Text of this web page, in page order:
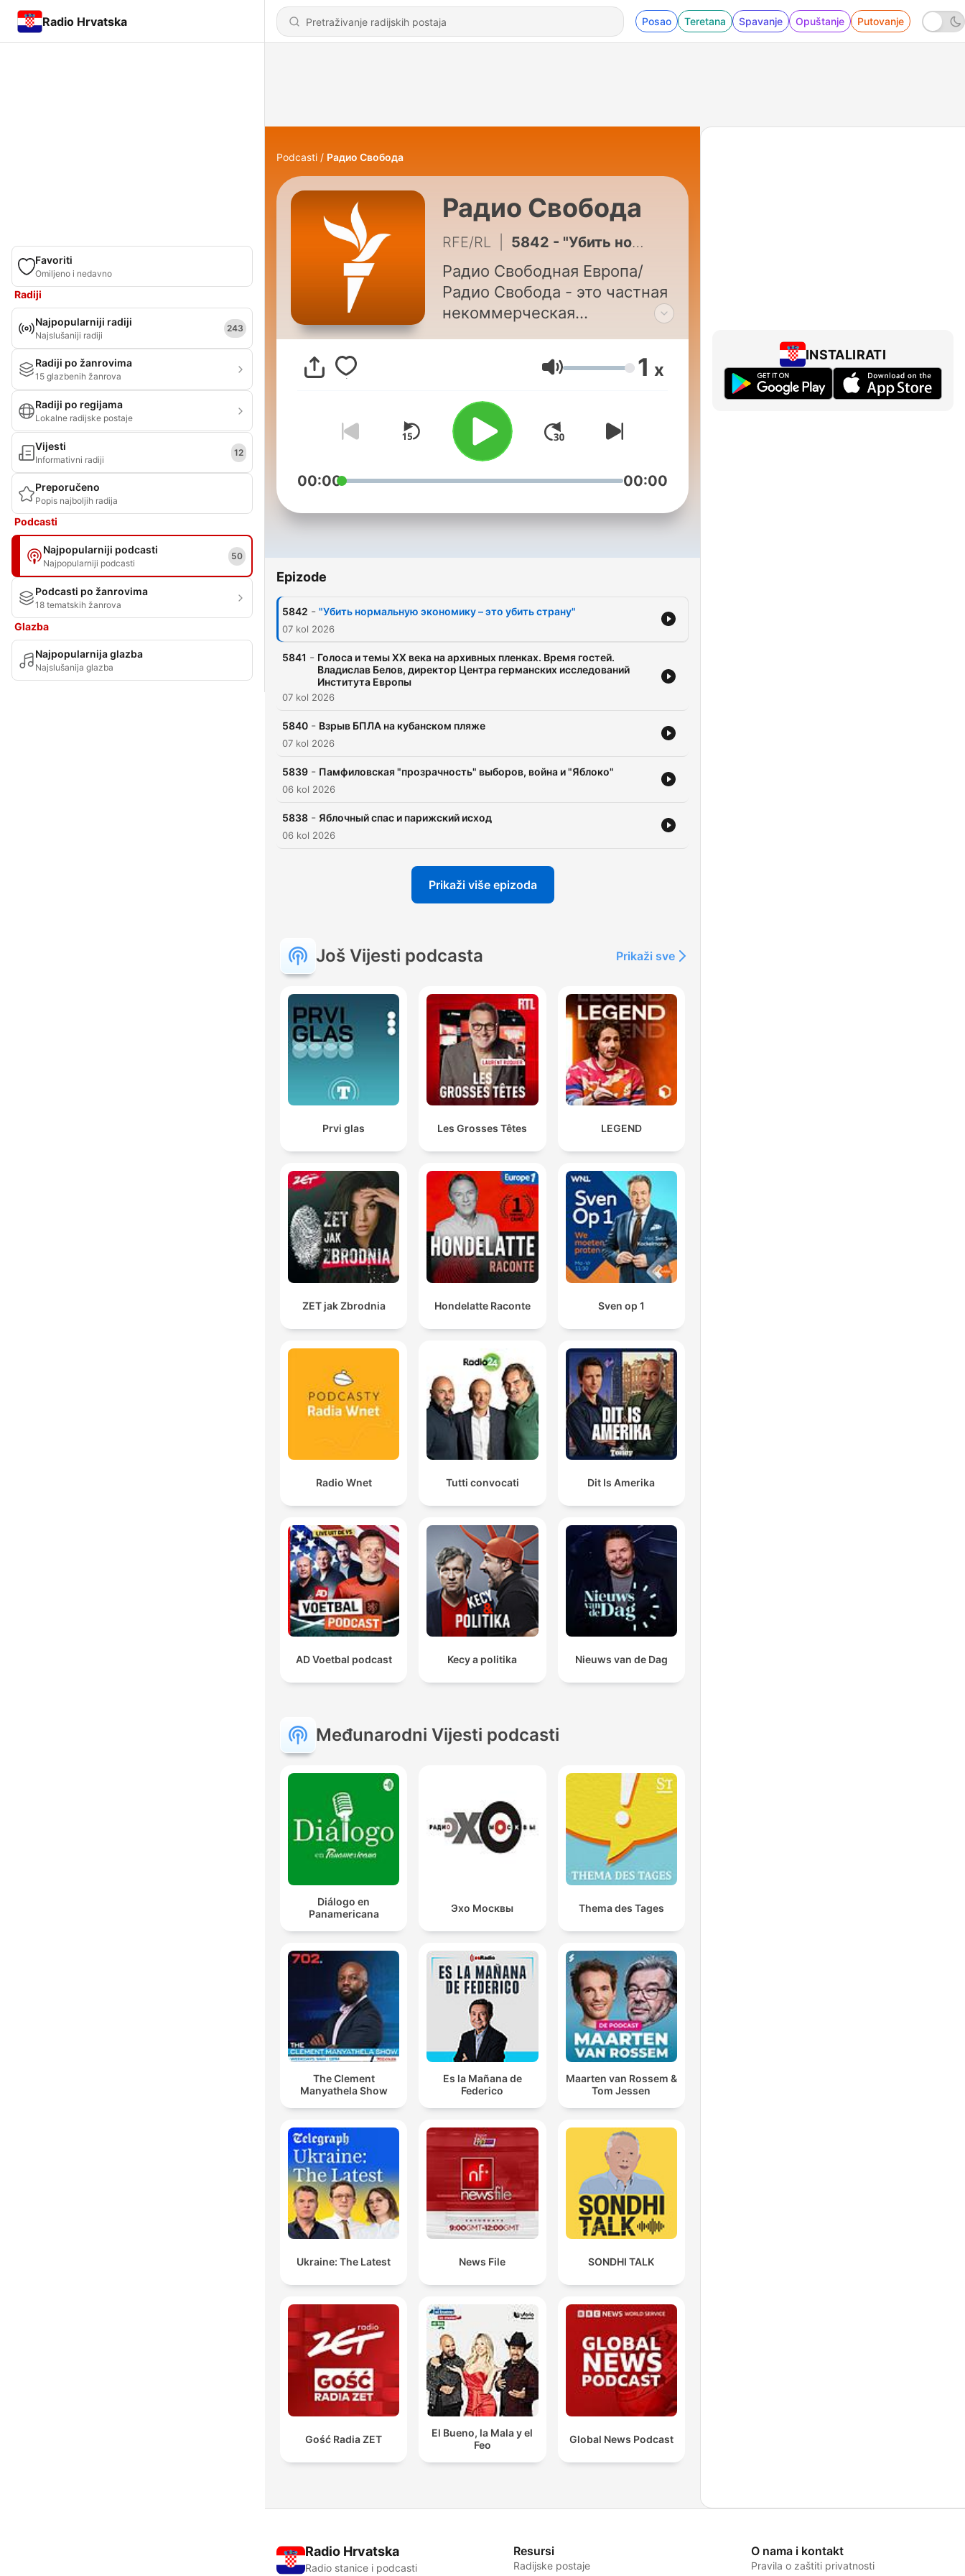
Radio Hrvatska Posao Teretana Spavanje Opuštanje Putovanje
Favoriti
Omiljeno i nedavno
Radiji
Najpopularniji radiji
Najslušaniji radiji
243
Radiji po žanrovima
15 glazbenih žanrova
Radiji po regijama
Lokalne radijske postaje
Vijesti
Informativni radiji
12
Preporučeno
Popis najboljih radija
Podcasti
Najpopularniji podcasti
Najpopularniji podcasti
50
Podcasti po žanrovima
18 tematskih žanrova
Glazba
Najpopularnija glazba
Najslušanija glazba
Podcasti Радио Свобода
Радио Свобода
RFE/RL 5842 - "Убить нормальную экономику – это убить страну"
Радио Свободная Европа/
Радио Свобода - это частная
некоммерческая
финансируемая Конгрессом
США, осуществляющая
Восточной и Юго-Восточной
Европы, Кавказа,
Центральной Азии и
Ближнего Востока и на
Glasnoća 1 x
00:00 00:00
Epizode
5842 - "Убить нормальную экономику – это убить страну"
07 kol 2026
5841 - Голоса и темы XX века на архивных пленках. Время гостей.
Владислав Белов, директор Центра германских исследований
Института Европы
07 kol 2026
5840 - Взрыв БПЛА на кубанском пляже
07 kol 2026
5839 - Памфиловская "прозрачность" выборов, война и "Яблоко"
06 kol 2026
5838 - Яблочный спас и парижский исход
06 kol 2026
Prikaži više epizoda
Još Vijesti podcasta Prikaži sve
Prvi glas Les Grosses Têtes LEGEND
ZET jak Zbrodnia Hondelatte Raconte Sven op 1
Radio Wnet Tutti convocati Dit Is Amerika
AD Voetbal podcast Kecy a politika Nieuws van de Dag
Međunarodni Vijesti podcasti
Diálogo en
Panamericana
Эхо Москвы Thema des Tages
The Clement
Manyathela Show
Es la Mañana de
Federico
Maarten van Rossem &
Tom Jessen
Ukraine: The Latest News File SONDHI TALK
Gość Radia ZET
El Bueno, la Mala y el
Feo
Global News Podcast
INSTALIRATI
Radio Hrvatska
Radio stanice i podcasti
Resursi
Radijske postaje
O nama i kontakt
Pravila o zaštiti privatnosti